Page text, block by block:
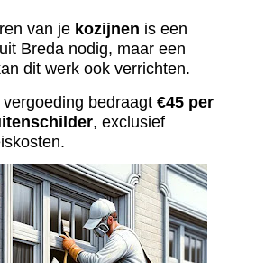
van je kozijnen is een
uit Breda nodig, maar een
dit werk ook verrichten.
bedraagt €45 per
, exclusief